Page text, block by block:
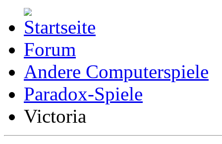
Forum
Andere Computerspiele
Paradox-Spiele
Victoria